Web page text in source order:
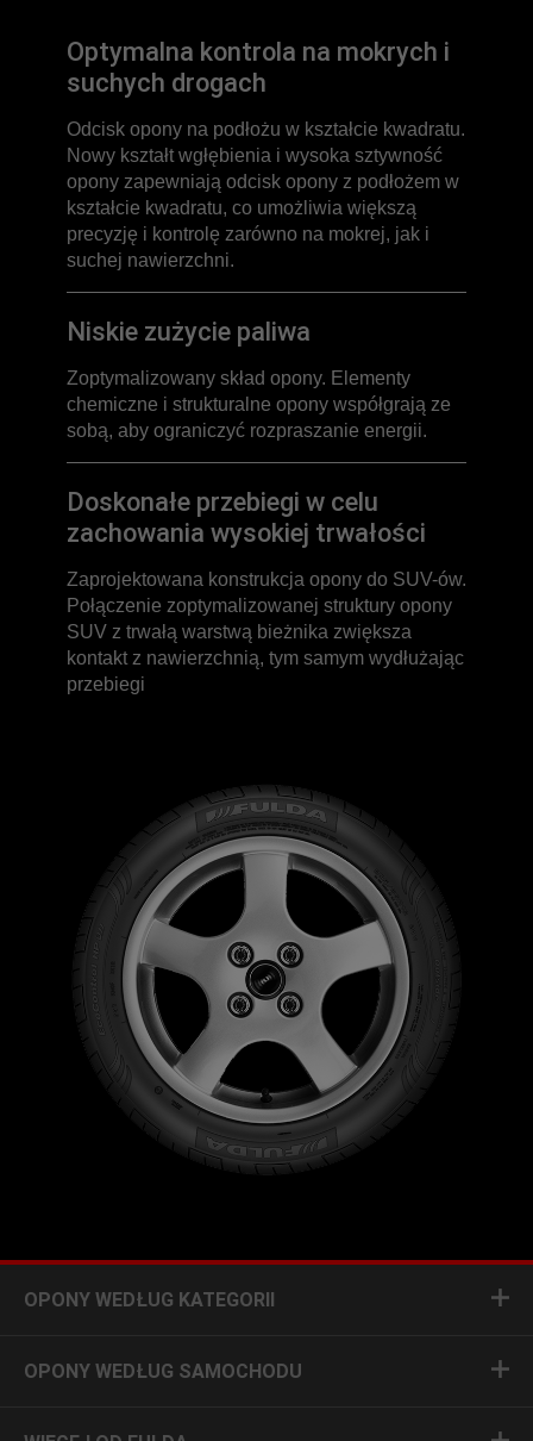
Optymalna kontrola na mokrych i
suchych drogach
Odcisk opony na podłożu w kształcie kwadratu.
Nowy kształt wgłębienia i wysoka sztywność
opony zapewniają odcisk opony z podłożem w
kształcie kwadratu, co umożliwia większą
precyzję i kontrolę zarówno na mokrej, jak i
suchej nawierzchni.
Niskie zużycie paliwa
Zoptymalizowany skład opony. Elementy
chemiczne i strukturalne opony współgrają ze
sobą, aby ograniczyć rozpraszanie energii.
Doskonałe przebiegi w celu
zachowania wysokiej trwałości
Zaprojektowana konstrukcja opony do SUV-ów.
Połączenie zoptymalizowanej struktury opony
SUV z trwałą warstwą bieżnika zwiększa
kontakt z nawierzchnią, tym samym wydłużając
przebiegi
OPONY WEDŁUG KATEGORII
OPONY WEDŁUG SAMOCHODU